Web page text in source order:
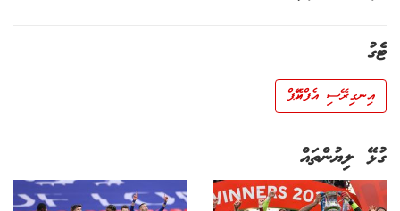
ޓެގު
އިނގިރޭސި އެފްއޭކަޕް
ގުޅޭ ލިޔުންތައް